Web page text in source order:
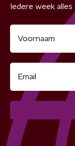
Iedere week